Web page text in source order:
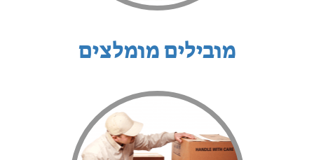
מובילים מומלצים